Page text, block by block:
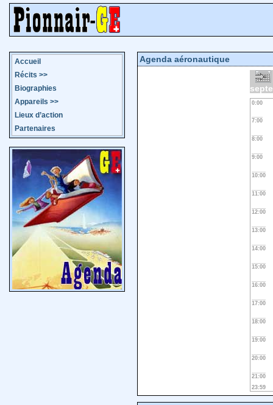
Accueil
Récits >>
Biographies
Appareils >>
Lieux d’action
Partenaires
Agenda aéronautique
0:00
7:00
8:00
9:00
10:00
11:00
12:00
13:00
14:00
15:00
16:00
17:00
18:00
19:00
20:00
21:00
23:59